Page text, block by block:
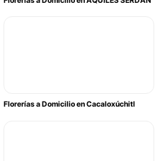
Florerías a Domicilio en Cacaloxúchitl